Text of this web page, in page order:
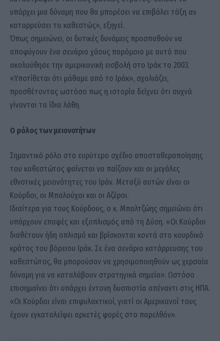
υπάρχει μια δύναμη που θα μπορέσει να επιβάλει τάξη αν
καταρρεύσει το καθεστώς», εξηγεί.
Όπως σημειώνει, οι δυτικές δυνάμεις προσπαθούν να
αποφύγουν ένα σενάριο χάους παρόμοιο με αυτό που
ακολούθησε την αμερικανική εισβολή στο Ιράκ το 2003.
«Υποτίθεται ότι μάθαμε από το Ιράκ», σχολιάζει,
προσθέτοντας ωστόσο πως η ιστορία δείχνει ότι συχνά
γίνονται τα ίδια λάθη.
Ο ρόλος των μειονοτήτων
Σημαντικό ρόλο στο ευρύτερο σχέδιο αποσταθεροποίησης
του καθεστώτος φαίνεται να παίζουν και οι μεγάλες
εθνοτικές μειονότητες του Ιράν. Μεταξύ αυτών είναι οι
Κούρδοι, οι Μπαλούχοι και οι Αζέροι.
Ιδιαίτερα για τους Κούρδους, ο κ. Μπαλτζώης σημειώνει ότι
υπάρχουν επαφές και εξοπλισμός από τη Δύση. «Οι Κούρδοι
διαθέτουν ήδη οπλισμό και βρίσκονται κοντά στο κουρδικό
κράτος του βόρειου Ιράκ. Σε ένα σενάριο κατάρρευσης του
καθεστώτος, θα μπορούσαν να χρησιμοποιηθούν ως χερσαία
δύναμη για να καταλάβουν στρατηγικά σημεία». Ωστόσο
επισημαίνει ότι υπάρχει έντονη δυσπιστία απέναντι στις ΗΠΑ.
«Οι Κούρδοι είναι επιφυλακτικοί, γιατί οι Αμερικανοί τους
έχουν εγκαταλείψει αρκετές φορές στο παρελθόν».